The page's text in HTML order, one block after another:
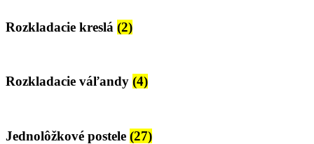
Rozkladacie kreslá (2)
Rozkladacie váľandy (4)
Jednolôžkové postele (27)